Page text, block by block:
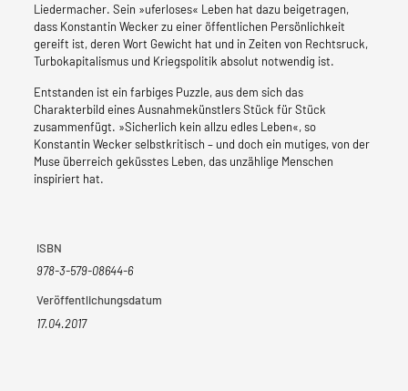
Liedermacher. Sein »uferloses« Leben hat dazu beigetragen,
dass Konstantin Wecker zu einer öffentlichen Persönlichkeit
gereift ist, deren Wort Gewicht hat und in Zeiten von Rechtsruck,
Turbokapitalismus und Kriegspolitik absolut notwendig ist.
Entstanden ist ein farbiges Puzzle, aus dem sich das
Charakterbild eines Ausnahmekünstlers Stück für Stück
zusammenfügt. »Sicherlich kein allzu edles Leben«, so
Konstantin Wecker selbstkritisch – und doch ein mutiges, von der
Muse überreich geküsstes Leben, das unzählige Menschen
inspiriert hat.
ISBN
978-3-579-08644-6
Veröffentlichungsdatum
17.04.2017